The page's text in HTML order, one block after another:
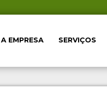
A EMPRESA SERVIÇOS